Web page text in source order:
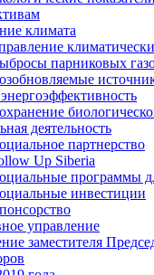
климата
парниковых
деятельность
партнерство
Up Siberia
программы
инвестиции
управление
заместителя